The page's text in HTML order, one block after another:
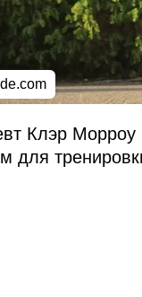
Клэр Морроу
для